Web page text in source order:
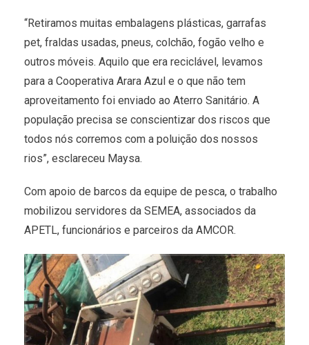
“Retiramos muitas embalagens plásticas, garrafas
pet, fraldas usadas, pneus, colchão, fogão velho e
outros móveis. Aquilo que era reciclável, levamos
para a Cooperativa Arara Azul e o que não tem
aproveitamento foi enviado ao Aterro Sanitário. A
população precisa se conscientizar dos riscos que
todos nós corremos com a poluição dos nossos
rios”, esclareceu Maysa.
Com apoio de barcos da equipe de pesca, o trabalho
mobilizou servidores da SEMEA, associados da
APETL, funcionários e parceiros da AMCOR.